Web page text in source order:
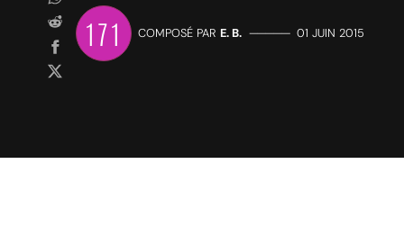
171 COMPOSÉ PAR E. B. ————— 01 JUIN 2015